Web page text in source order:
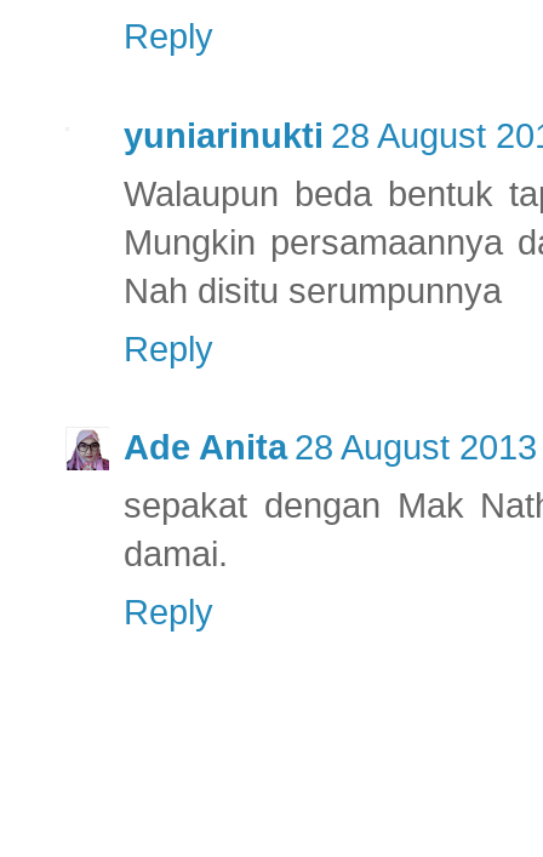
Reply
yuniarinukti 28 August
Walaupun beda bentuk
Mungkin persamaannya
Nah disitu serumpunnya
Reply
Ade Anita 28 August
sepakat dengan Mak
damai.
Reply